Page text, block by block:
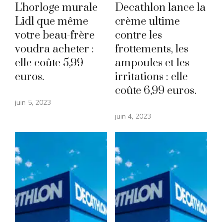
L'horloge murale
Lidl que même
votre beau-frère
voudra acheter :
elle coûte 5,99
euros.
juin 5, 2023
Decathlon lance la
crème ultime
contre les
frottements, les
ampoules et les
irritations : elle
coûte 6,99 euros.
juin 4, 2023